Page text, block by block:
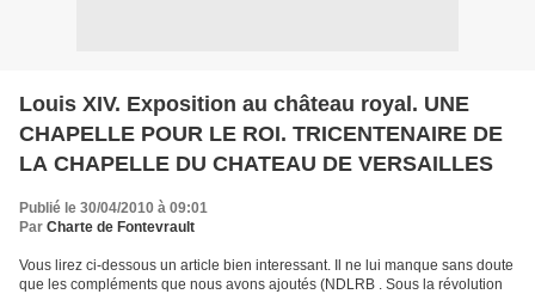
Louis XIV. Exposition au château royal. UNE
CHAPELLE POUR LE ROI. TRICENTENAIRE DE
LA CHAPELLE DU CHATEAU DE VERSAILLES
Publié le 30/04/2010 à 09:01
Par Charte de Fontevrault
Vous lirez ci-dessous un article bien interessant. Il ne lui manque sans doute
que les compléments que nous avons ajoutés (NDLRB . Sous la révolution